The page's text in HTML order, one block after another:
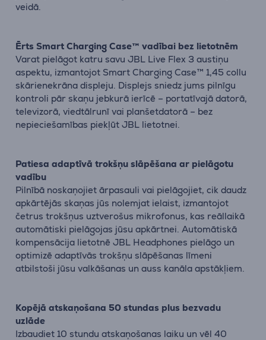
veidā.
Ērts Smart Charging Case™ vadībai bez lietotnēm
Varat pielāgot katru savu JBL Live Flex 3 austiņu
aspektu, izmantojot Smart Charging Case™ 1,45 collu
skārienekrāna displeju. Displejs sniedz jums pilnīgu
kontroli pār skaņu jebkurā ierīcē – portatīvajā datorā,
televizorā, viedtālrunī vai planšetdatorā – bez
nepieciešamības piekļūt JBL lietotnei.
Patiesa adaptīvā trokšņu slāpēšana ar pielāgotu
vadību
Pilnībā noskaņojiet ārpasauli vai pielāgojiet, cik daudz
apkārtējās skaņas jūs nolemjat ielaist, izmantojot
četrus trokšņus uztverošus mikrofonus, kas reāllaikā
automātiski pielāgojas jūsu apkārtnei. Automātiskā
kompensācija lietotnē JBL Headphones pielāgo un
optimizē adaptīvās trokšņu slāpēšanas līmeni
atbilstoši jūsu valkāšanas un auss kanāla apstākļiem.
Kopējā atskaņošana 50 stundas plus bezvadu
uzlāde
Izbaudiet 10 stundu atskaņošanas laiku un vēl 40